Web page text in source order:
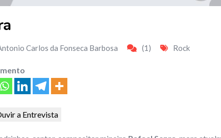
Carlos da Fonseca Barbosa (1) Rock
a Entrevista